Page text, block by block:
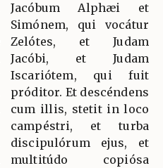
Jacóbum Alphæi et
Simónem, qui vocátur
Zelótes, et Judam
Jacóbi, et Judam
Iscariótem, qui fuit
próditor. Et descéndens
cum illis, stetit in loco
campéstri, et turba
discipulórum ejus, et
multitúdo copiósa